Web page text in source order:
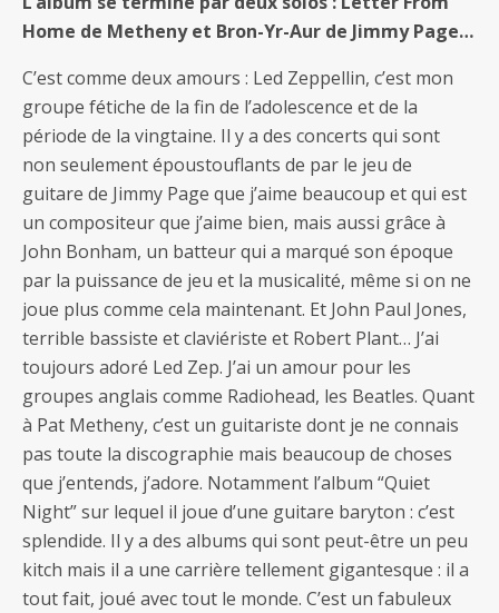
Home de Metheny et Bron-Yr-Aur de Jimmy Page…
C’est comme deux amours : Led Zeppellin, c’est mon
groupe fétiche de la fin de l’adolescence et de la
période de la vingtaine. Il y a des concerts qui sont
non seulement époustouflants de par le jeu de
guitare de Jimmy Page que j’aime beaucoup et qui est
un compositeur que j’aime bien, mais aussi grâce à
John Bonham, un batteur qui a marqué son époque
par la puissance de jeu et la musicalité, même si on ne
joue plus comme cela maintenant. Et John Paul Jones,
terrible bassiste et claviériste et Robert Plant… J’ai
toujours adoré Led Zep. J’ai un amour pour les
groupes anglais comme Radiohead, les Beatles. Quant
à Pat Metheny, c’est un guitariste dont je ne connais
pas toute la discographie mais beaucoup de choses
que j’entends, j’adore. Notamment l’album “Quiet
Night” sur lequel il joue d’une guitare baryton : c’est
splendide. Il y a des albums qui sont peut-être un peu
kitch mais il a une carrière tellement gigantesque : il a
tout fait, joué avec tout le monde. C’est un fabuleux